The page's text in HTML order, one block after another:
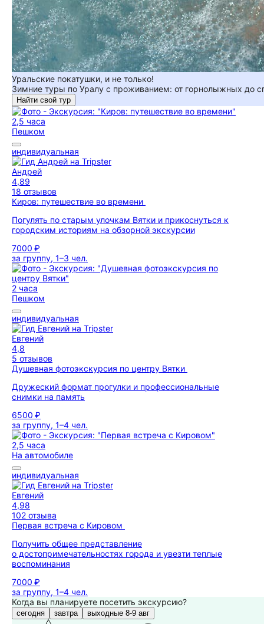
Уральские покатушки, и не только!
Зимние туры по Уралу с проживанием: от горнолыжных до
Найти свой тур
2,5 часа
Пешком
индивидуальная
Андрей
4,89
18 отзывов
Киров: путешествие во времени
Погулять по старым улочкам Вятки и прикоснуться к
городским историям на обзорной экскурсии
7000 ₽
за группу, 1–3 чел.
2 часа
Пешком
индивидуальная
Евгений
4,8
5 отзывов
Душевная фотоэкскурсия по центру Вятки
Дружеский формат прогулки и профессиональные
снимки на память
6500 ₽
за группу, 1–4 чел.
2,5 часа
На автомобиле
индивидуальная
Евгений
4,98
102 отзыва
Первая встреча с Кировом
Получить общее представление
о достопримечательностях города и увезти теплые
воспоминания
7000 ₽
за группу, 1–4 чел.
Когда вы планируете посетить экскурсию?
сегодня завтра выходные 8-9 авг